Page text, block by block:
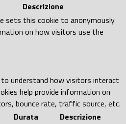
Descrizione
sets this cookie to anonymously
on how visitors use the
understand how visitors interact
help provide information on
bounce rate, traffic source, etc.
Durata Descrizione